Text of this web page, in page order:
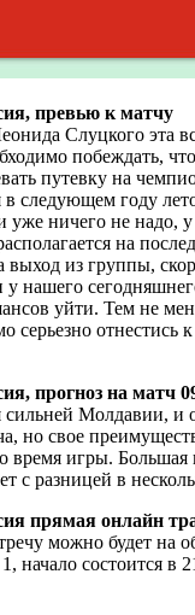
превью к матчу
Слуцкого эта
побеждать,
путевку на
в следующем году
ничего не надо,
на
выход из группы,
у нашего
уйти. Тем не
серьезно отнестись
прогноз на матч
сильней Молдавии, и
но свое
время игры. Большая
с разницей в
прямая онлайн
можно будет на
начало состоится в